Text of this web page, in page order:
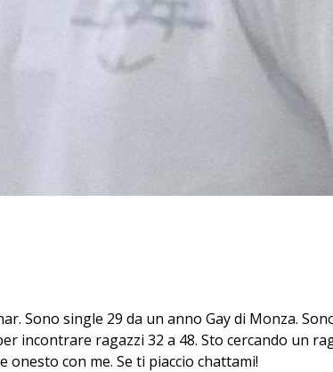
Sono single 29 da un anno Gay di Monza.
incontrare ragazzi 32 a 48. Sto cercando un
onesto con me. Se ti piaccio chattami!